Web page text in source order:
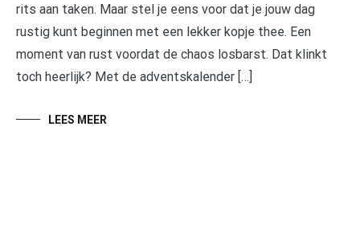
rits aan taken. Maar stel je eens voor dat je jouw dag
rustig kunt beginnen met een lekker kopje thee. Een
moment van rust voordat de chaos losbarst. Dat klinkt
toch heerlijk? Met de adventskalender […]
LEES MEER